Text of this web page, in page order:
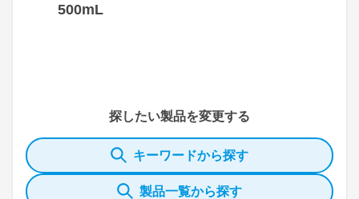
500mL
探したい製品を変更する
キーワードから探す
製品一覧から探す